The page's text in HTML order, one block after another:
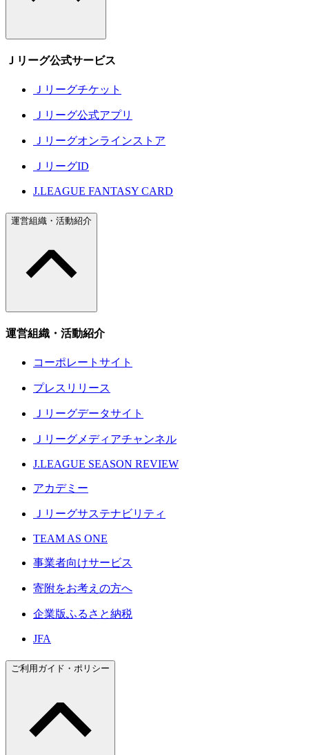
Ｊリーグ公式サービス
Ｊリーグチケット
Ｊリーグ公式アプリ
Ｊリーグオンラインストア
ＪリーグID
J.LEAGUE FANTASY CARD
運営組織・活動紹介
運営組織・活動紹介
コーポレートサイト
プレスリリース
Ｊリーグデータサイト
Ｊリーグメディアチャンネル
J.LEAGUE SEASON REVIEW
アカデミー
Ｊリーグサステナビリティ
TEAM AS ONE
事業者向けサービス
寄附をお考えの方へ
企業版ふるさと納税
JFA
ご利用ガイド・ポリシー